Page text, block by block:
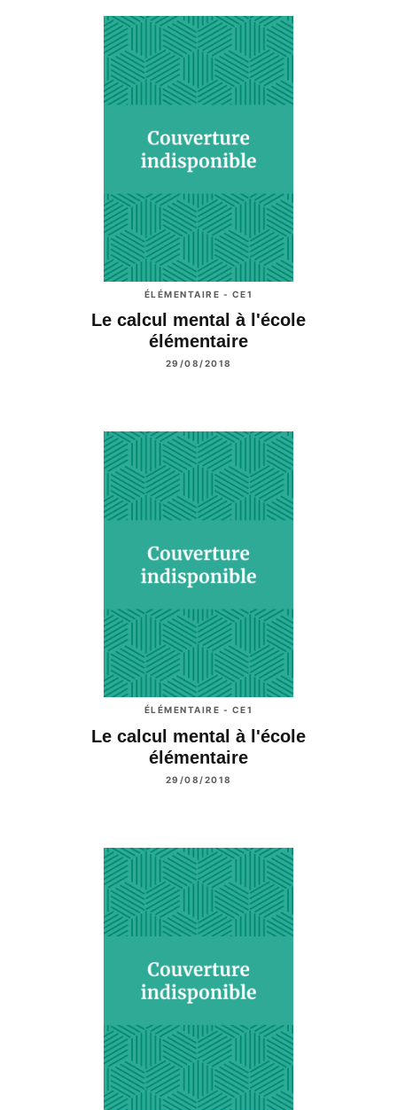
ÉLÉMENTAIRE - CE1
Le calcul mental à l'école
élémentaire
29/08/2018
ÉLÉMENTAIRE - CE1
Le calcul mental à l'école
élémentaire
29/08/2018